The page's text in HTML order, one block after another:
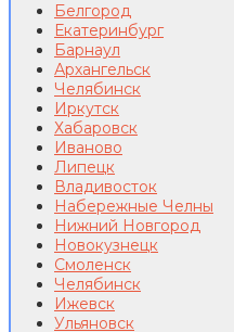
Белгород
Екатеринбург
Барнаул
Архангельск
Челябинск
Иркутск
Хабаровск
Иваново
Липецк
Владивосток
Набережные Челны
Нижний Новгород
Новокузнецк
Смоленск
Челябинск
Ижевск
Ульяновск